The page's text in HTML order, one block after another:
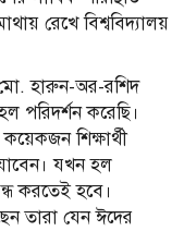
রেখে বিশ্ববিদ্যালয়
মো. হারুন-অর-রশিদ
পরিদর্শন করেছি।
শিক্ষার্থী
যখন হল
করতেই হবে।
তারা যেন ঈদের